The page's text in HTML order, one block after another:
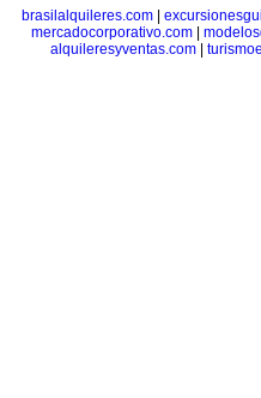
brasilalquileres.com
mercadocorporativo.com|
alquileresyventas.com